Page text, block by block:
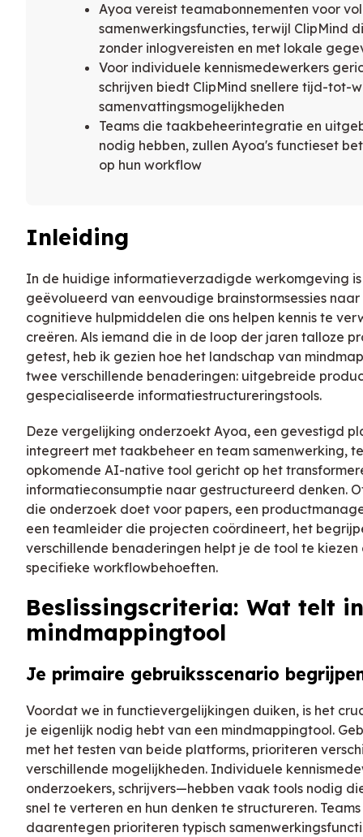
Ayoa vereist teamabonnementen voor
samenwerkingsfuncties, terwijl ClipMind
zonder inlogvereisten en met lokale
Voor individuele kennismedewerkers
schrijven biedt ClipMind snellere tijd-tot-
samenvattingsmogelijkheden
Teams die taakbeheerintegratie en
nodig hebben, zullen Ayoa's functieset
op hun workflow
Inleiding
In de huidige informatieverzadigde werkomgeving
geëvolueerd van eenvoudige brainstormsessies
cognitieve hulpmiddelen die ons helpen kennis te
creëren. Als iemand die in de loop der jaren talloze
getest, heb ik gezien hoe het landschap van
twee verschillende benaderingen: uitgebreide
gespecialiseerde informatiestructureringstools.
Deze vergelijking onderzoekt Ayoa, een gevestigd
integreert met taakbeheer en team samenwerking,
opkomende AI-native tool gericht op het
informatieconsumptie naar gestructureerd denken.
die onderzoek doet voor papers, een
een teamleider die projecten coördineert, het
verschillende benaderingen helpt je de tool te
specifieke workflowbehoeften.
Beslissingscriteria: Wat telt
mindmappingtool
Je primaire gebruiksscenario
Voordat we in functievergelijkingen duiken, is het
je eigenlijk nodig hebt van een mindmappingtool.
met het testen van beide platforms, prioriteren
verschillende mogelijkheden. Individuele
onderzoekers, schrijvers—hebben vaak tools nodig
snel te verteren en hun denken te structureren.
daarentegen prioriteren typisch